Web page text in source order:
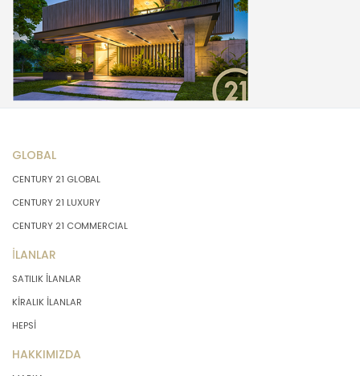
GLOBAL
CENTURY 21 GLOBAL
CENTURY 21 LUXURY
CENTURY 21 COMMERCIAL
İLANLAR
SATILIK İLANLAR
KİRALIK İLANLAR
HEPSİ
HAKKIMIZDA